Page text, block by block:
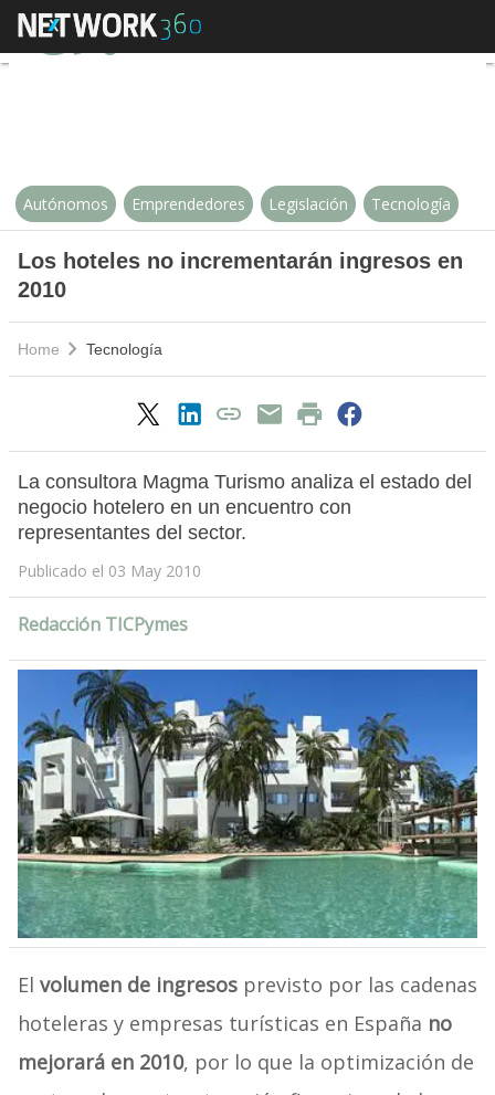
Los hoteles no incrementarán
Autónomos Emprendedores Legislación Tecnología
Los hoteles no incrementarán ingresos en
2010
Home Tecnología
La consultora Magma Turismo analiza el estado del
negocio hotelero en un encuentro con
representantes del sector.
Publicado el 03 May 2010
Redacción TICPymes
El volumen de ingresosprevisto por las cadenas
hoteleras y empresas turísticas en España no
mejorará en 2010, por lo que la optimización de